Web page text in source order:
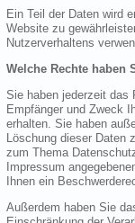
Ein Teil der Daten wird
Website zu
Nutzerverhaltens
Welche Rechte haben
Sie haben jederzeit das
Empfänger und Zweck
erhalten. Sie haben
Löschung dieser Daten
zum Thema
Impressum
Ihnen ein
Außerdem haben Sie